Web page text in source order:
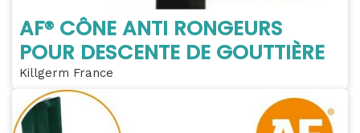
AF® CÔNE ANTI RONGEURS
POUR DESCENTE DE GOUTTIÈRE
Killgerm France